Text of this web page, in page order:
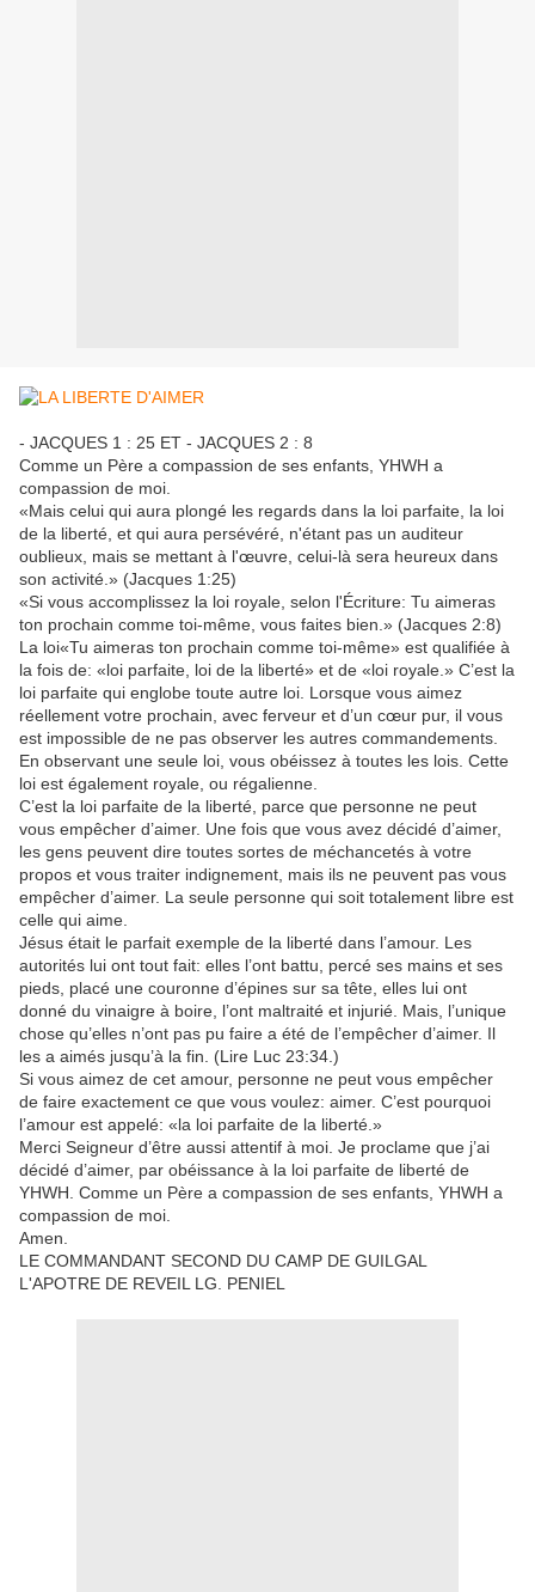
- JACQUES 1 : 25 ET - JACQUES 2 : 8
Comme un Père a compassion de ses enfants, YHWH a
compassion de moi.
«Mais celui qui aura plongé les regards dans la loi parfaite, la loi
de la liberté, et qui aura persévéré, n'étant pas un auditeur
oublieux, mais se mettant à l'œuvre, celui-là sera heureux dans
son activité.» (Jacques 1:25)
«Si vous accomplissez la loi royale, selon l'Écriture: Tu aimeras
ton prochain comme toi-même, vous faites bien.» (Jacques 2:8)
La loi«Tu aimeras ton prochain comme toi-même» est qualifiée à
la fois de: «loi parfaite, loi de la liberté» et de «loi royale.» C’est la
loi parfaite qui englobe toute autre loi. Lorsque vous aimez
réellement votre prochain, avec ferveur et d’un cœur pur, il vous
est impossible de ne pas observer les autres commandements.
En observant une seule loi, vous obéissez à toutes les lois. Cette
loi est également royale, ou régalienne.
C’est la loi parfaite de la liberté, parce que personne ne peut
vous empêcher d’aimer. Une fois que vous avez décidé d’aimer,
les gens peuvent dire toutes sortes de méchancetés à votre
propos et vous traiter indignement, mais ils ne peuvent pas vous
empêcher d’aimer. La seule personne qui soit totalement libre est
celle qui aime.
Jésus était le parfait exemple de la liberté dans l’amour. Les
autorités lui ont tout fait: elles l’ont battu, percé ses mains et ses
pieds, placé une couronne d’épines sur sa tête, elles lui ont
donné du vinaigre à boire, l’ont maltraité et injurié. Mais, l’unique
chose qu’elles n’ont pas pu faire a été de l’empêcher d’aimer. Il
les a aimés jusqu’à la fin. (Lire Luc 23:34.)
Si vous aimez de cet amour, personne ne peut vous empêcher
de faire exactement ce que vous voulez: aimer. C’est pourquoi
l’amour est appelé: «la loi parfaite de la liberté.»
Merci Seigneur d’être aussi attentif à moi. Je proclame que j’ai
décidé d’aimer, par obéissance à la loi parfaite de liberté de
YHWH. Comme un Père a compassion de ses enfants, YHWH a
compassion de moi.
Amen.
LE COMMANDANT SECOND DU CAMP DE GUILGAL
L'APOTRE DE REVEIL LG. PENIEL